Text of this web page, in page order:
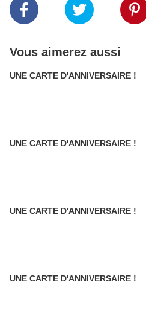
Vous aimerez aussi
UNE CARTE D'ANNIVERSAIRE !
UNE CARTE D'ANNIVERSAIRE !
UNE CARTE D'ANNIVERSAIRE !
UNE CARTE D'ANNIVERSAIRE !